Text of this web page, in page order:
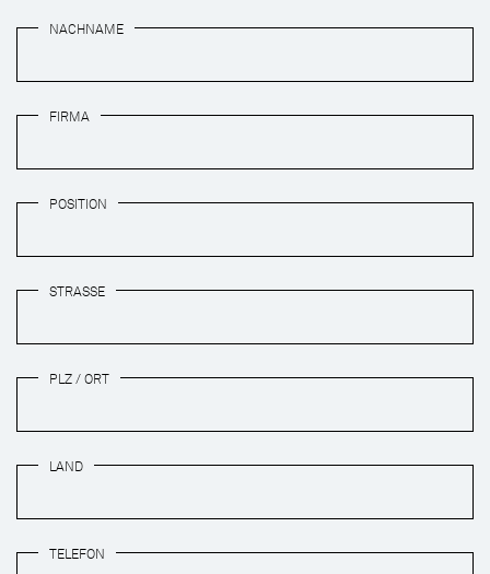
NACHNAME
FIRMA
POSITION
STRASSE
PLZ / ORT
LAND
TELEFON